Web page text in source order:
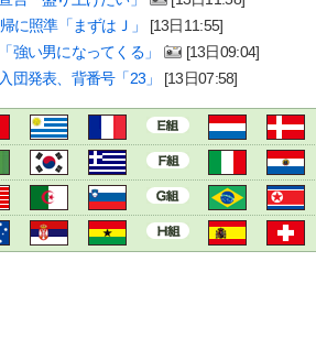
に照準「まずはＪ」
[13日11:55]
強い男になってくる」
[13日09:04]
団発表、背番号「23」
[13日07:58]